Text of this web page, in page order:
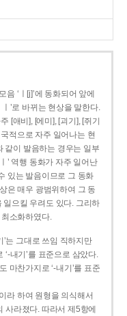
음 ‘ㅣ[j]’에 동화되어 앞에
ㅣ’로 바뀌는 현상을 말한다.
[애비], [에미], [괴기], [쥐기
적으로 자주 일어나는 현
같이 발음하는 경우는 일부
’ 역행 동화가 자주 일어난
있는 발음이므로 그 동화
은 매우 광범위하여 그 동
으킬 우려도 있다. 그리하
최소화하였다.
’는 그대로 쓰임 직하지만
‘-내기’를 표준으로 삼았다.
마찬가지로 ‘-내기’를 표준
라 하여 원형을 의식해서
사라졌다. 따라서 제5항에